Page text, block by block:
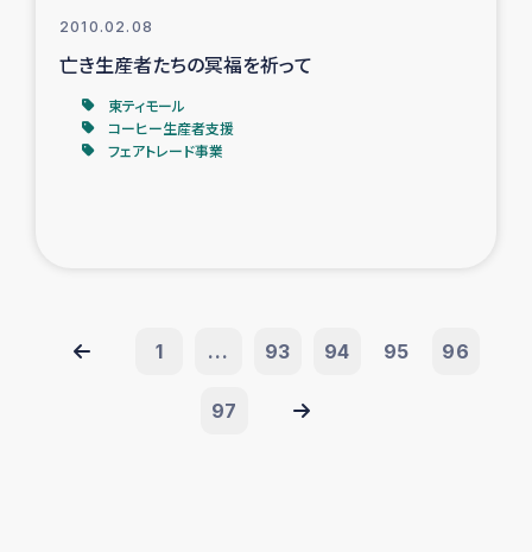
2010.02.08
亡き生産者たちの冥福を祈って
東ティモール
コーヒー生産者支援
フェアトレード事業
1 ... 93 94 95 96
97